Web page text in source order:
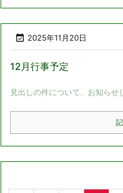
 2025年11月20日
12月行事予定
見出しの件について、お知らせ